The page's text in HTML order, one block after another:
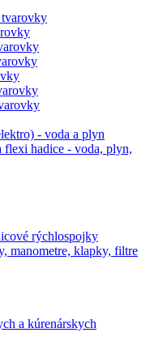
- voda a plyn
hadice - voda, plyn,
rýchlospojky
manometre, klapky, filtre
a kúrenárskych